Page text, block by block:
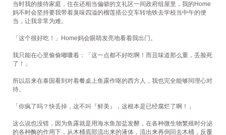
Close Menu
当时我的接待家庭，住在还相当偏僻的文礼区一间政府组屋里，我的Home
妈不时会坚持要我带着臭味四溢的榴莲搭公交车转地铁去学校当中午的便
当，让我非常为难。
「这个很好吃！」Home妈会眼睛发亮地看着我出门。
我只能在心里偷偷嘟囔着：「这一点都不好吃啊！而且味道那么重，丢脸死
了！」
所以后来在泰国看到对着餐桌上鱼露作呕的西方人，我也完全能够同理心对
待。
「你疯了吗？快丢掉，这不叫『鲜美』，这根本是已经腐烂了啊！」
这么说也没错，因为鱼露就是用海水鱼加盐发酵，在各种微生物繁殖时分泌
的各种酶的作用下，从木桶底部流出来的液体，流出来再倒回去木桶，反覆